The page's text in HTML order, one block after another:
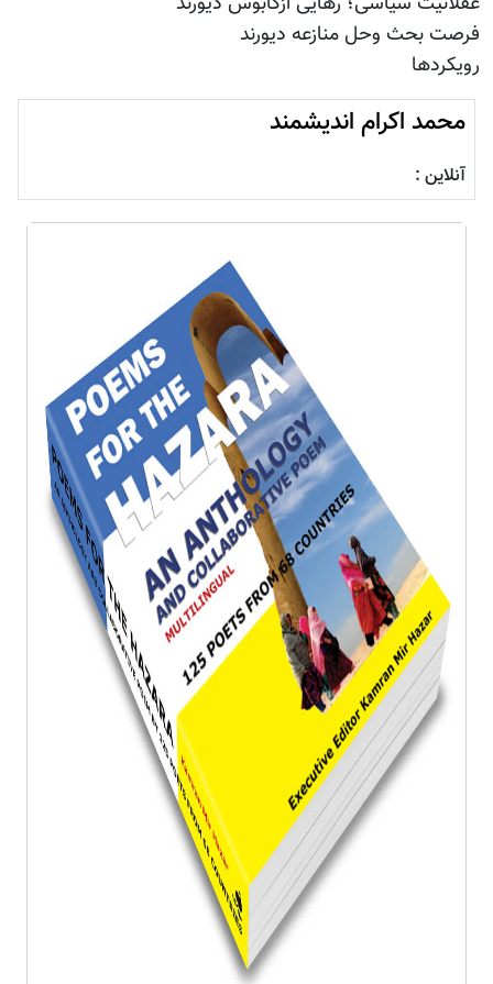
فرصت بحث وحل منازعه دیورند
رویکردها
محمد اکرام اندیشمند
آنلاین :